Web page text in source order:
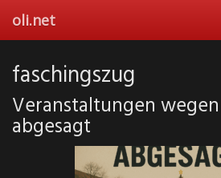
main
oli.net
faschingszug
Veranstaltungen
abgesagt